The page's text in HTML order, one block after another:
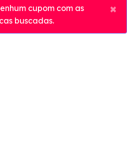
cupom com as
buscadas.
×